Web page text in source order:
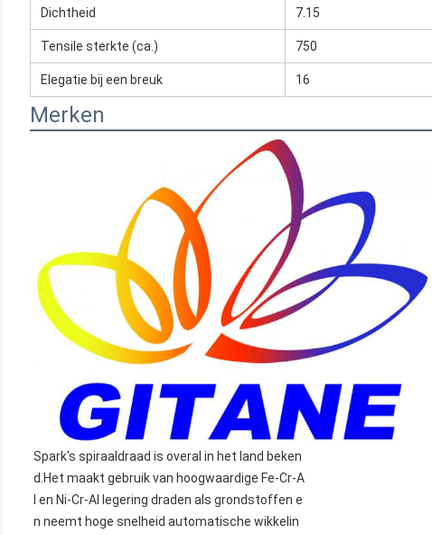
Dichtheid 7.15
Tensile sterkte (ca.) 750
Elegatie bij een breuk 16
Merken
Spark's spiraaldraad is overal in het land beken
d.Het maakt gebruik van hoogwaardige Fe-Cr-A
l en Ni-Cr-Al legering draden als grondstoffen e
n neemt hoge snelheid automatische wikkelin